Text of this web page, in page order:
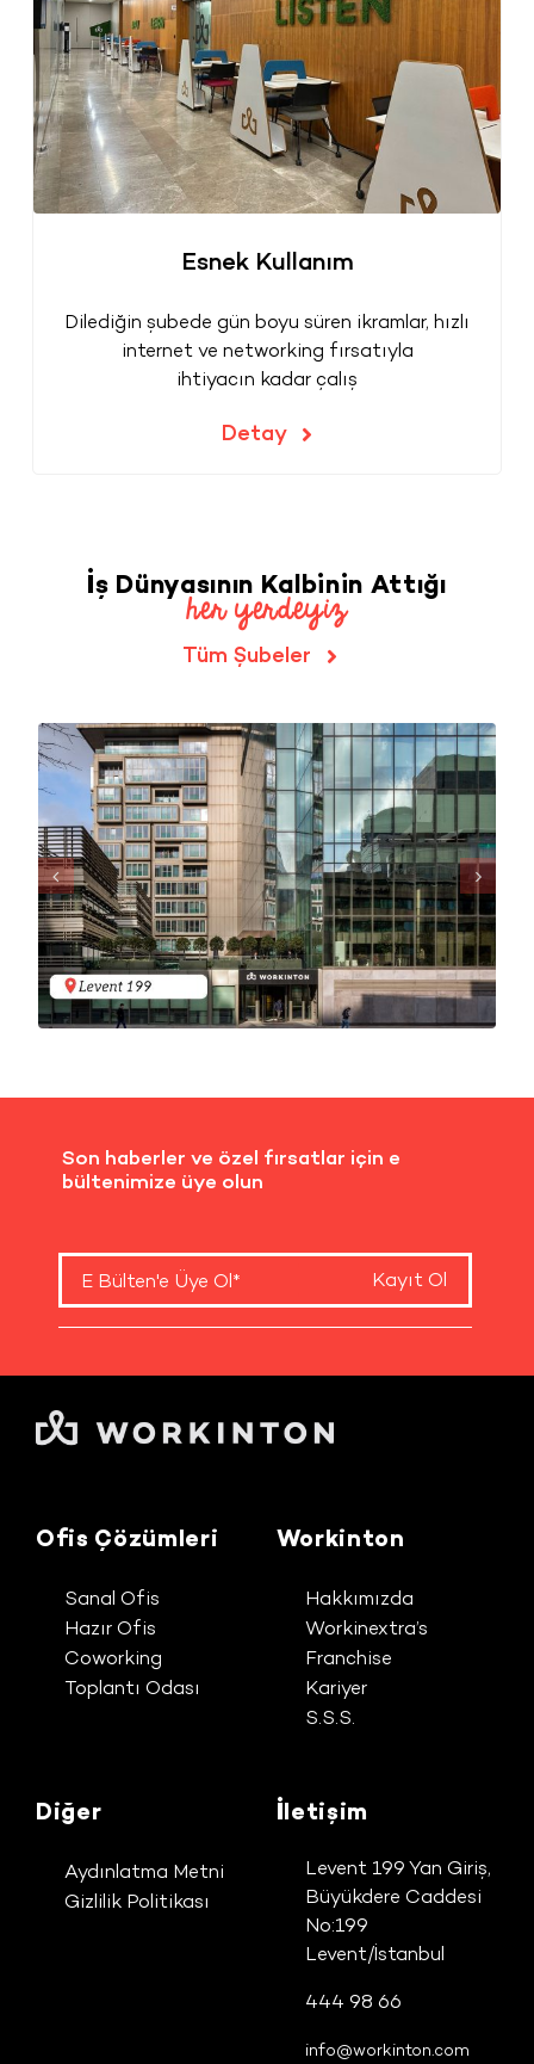
Esnek Kullanım
Dilediğin şubede gün boyu süren ikramlar, hızlı
internet ve networking fırsatıyla
ihtiyacın kadar çalış
Detay
İş Dünyasının Kalbinin Attığı
her yerdeyiz
Tüm Şubeler
Son haberler ve özel fırsatlar için e
bültenimize üye olun
Kayıt Ol
Ofis Çözümleri
Sanal Ofis
Hazır Ofis
Coworking
Toplantı Odası
Workinton
Hakkımızda
Workinextra’s
Franchise
Kariyer
S.S.S.
Diğer
Aydınlatma Metni
Gizlilik Politikası
İletişim
Levent 199 Yan Giriş,
Büyükdere Caddesi
No:199
Levent/İstanbul
444 98 66
info@workinton.com